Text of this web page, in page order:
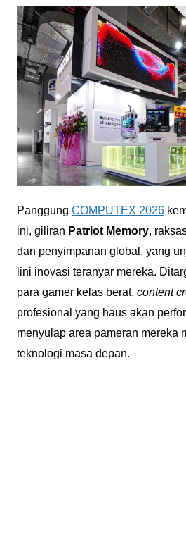
Panggung COMPUTEX 2026
ini, giliran Patriot Memory,
dan penyimpanan global, yang
lini inovasi teranyar mereka.
para gamer kelas berat, content
profesional yang haus akan
menyulap area pameran mereka
teknologi masa depan.